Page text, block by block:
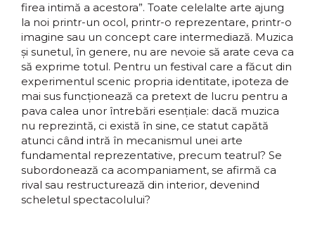
firea intimă a acestora”. Toate celelalte arte ajung
la noi printr-un ocol, printr-o reprezentare, printr-o
imagine sau un concept care intermediază. Muzica
și sunetul, în genere, nu are nevoie să arate ceva ca
să exprime totul. Pentru un festival care a făcut din
experimentul scenic propria identitate, ipoteza de
mai sus funcționează ca pretext de lucru pentru a
pava calea unor întrebări esențiale: dacă muzica
nu reprezintă, ci există în sine, ce statut capătă
atunci când intră în mecanismul unei arte
fundamental reprezentative, precum teatrul? Se
subordonează ca acompaniament, se afirmă ca
rival sau restructurează din interior, devenind
scheletul spectacolului?